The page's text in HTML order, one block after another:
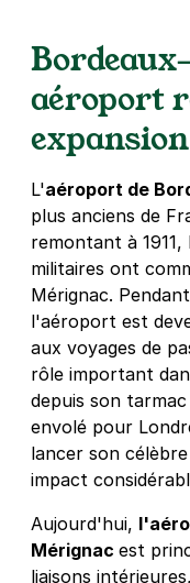
aéroport
expansion
L'aéroport de
plus anciens de
remontant à
militaires ont
Mérignac.
l'aéroport est
aux voyages de
rôle important
depuis son
envolé pour
lancer son
impact
Aujourd'hui,
Mérignac est
liaisons